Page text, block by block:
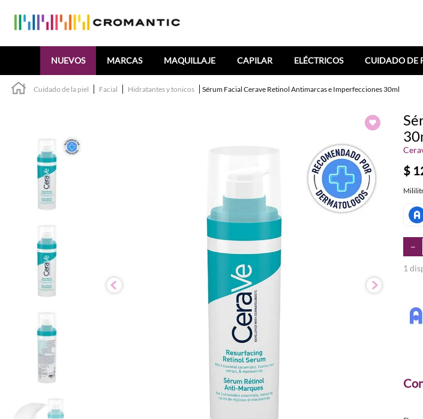
NUEVOS MARCAS MAQUILLAJE CAPILAR ELÉCTRICOS CUIDADO DE
Cuidado de la piel Facial Hidratantes y tonicos Sérum Facial Cerave Retinol Antimarcas e Imperfecciones 30ml
$
－
1